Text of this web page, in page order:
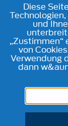
Diese
und
„Zustimmen“
von
Verwendung
dann